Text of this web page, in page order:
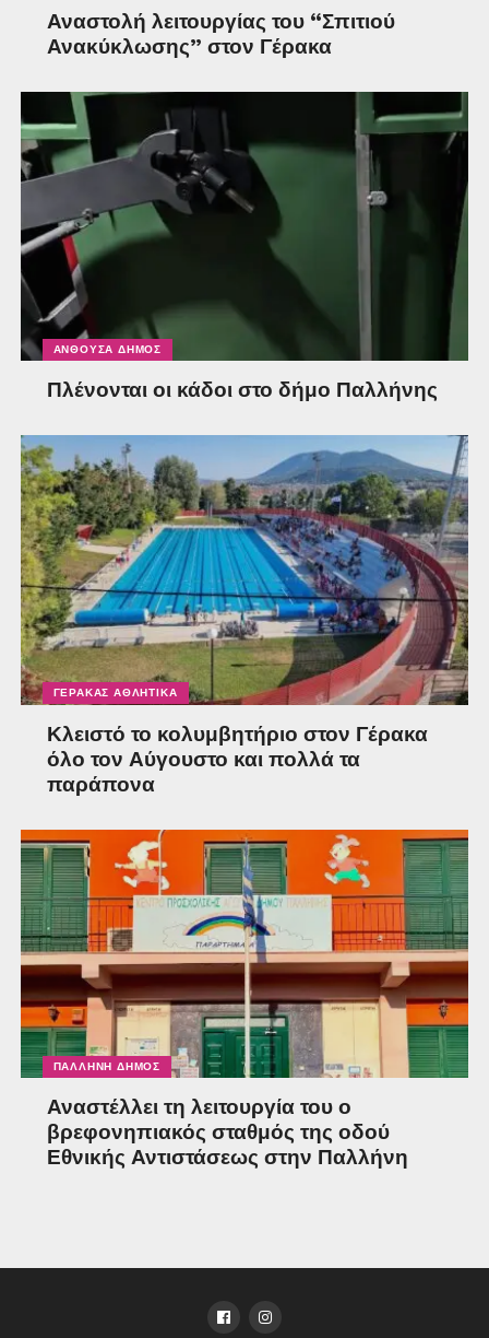
Αναστολή λειτουργίας του “Σπιτιού
Ανακύκλωσης” στον Γέρακα
ΑΝΘΟΎΣΑ ΔΉΜΟΣ
Πλένονται οι κάδοι στο δήμο Παλλήνης
ΓΈΡΑΚΑΣ ΑΘΛΗΤΙΚΆ
Κλειστό το κολυμβητήριο στον Γέρακα
όλο τον Αύγουστο και πολλά τα
παράπονα
ΠΑΛΛΉΝΗ ΔΉΜΟΣ
Αναστέλλει τη λειτουργία του ο
βρεφονηπιακός σταθμός της οδού
Εθνικής Αντιστάσεως στην Παλλήνη